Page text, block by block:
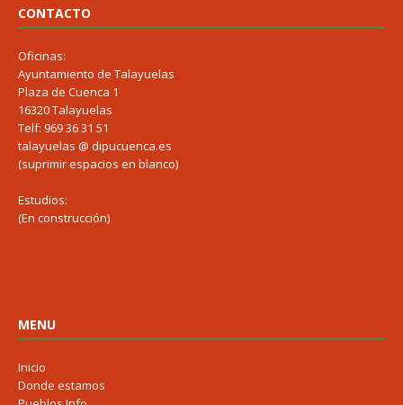
CONTACTO
Oficinas:
Ayuntamiento de Talayuelas
Plaza de Cuenca 1
16320 Talayuelas
Telf: 969 36 31 51
talayuelas @ dipucuenca.es
(suprimir espacios en blanco)
Estudios:
(En construcción)
MENU
Inicio
Donde estamos